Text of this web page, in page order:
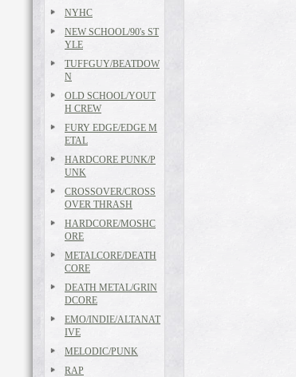
NYHC
NEW SCHOOL/90's ST
YLE
TUFFGUY/BEATDOW
N
OLD SCHOOL/YOUT
H CREW
FURY EDGE/EDGE M
ETAL
HARDCORE PUNK/P
UNK
CROSSOVER/CROSS
OVER THRASH
HARDCORE/MOSHC
ORE
METALCORE/DEATH
CORE
DEATH METAL/GRIN
DCORE
EMO/INDIE/ALTANAT
IVE
MELODIC/PUNK
RAP